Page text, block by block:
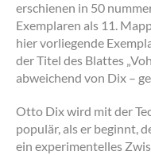
erschienen in 50
Exemplaren als 11.
hier vorliegende
der Titel des Blattes
abweichend von Dix –
Otto Dix wird mit der
populär, als er beginnt,
ein experimentelles